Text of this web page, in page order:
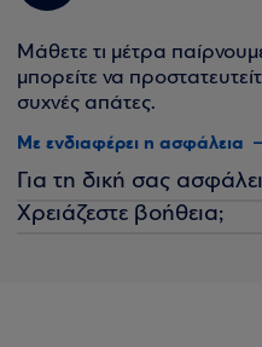
Μάθετε τι μέτρα
μπορείτε να
συχνές απάτες.
Με ενδιαφέρει η ασφάλεια
Για τη δική σας
Χρειάζεστε βοήθεια;